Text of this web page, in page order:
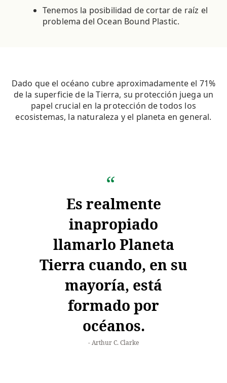
Tenemos la posibilidad de cortar de raíz el
problema del Ocean Bound Plastic.
Dado que el océano cubre aproximadamente el 71%
de la superficie de la Tierra, su protección juega un
papel crucial en la protección de todos los
ecosistemas, la naturaleza y el planeta en general.
Es realmente
inapropiado
llamarlo Planeta
Tierra cuando, en su
mayoría, está
formado por
océanos.
Arthur C. Clarke